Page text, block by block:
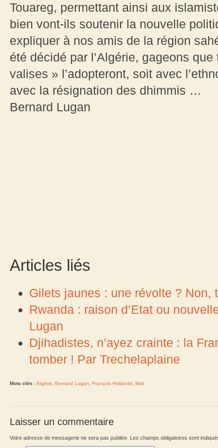
Touareg, permettant ainsi aux
bien vont-ils soutenir la nouvelle
expliquer à nos amis de la région
été décidé par l’Algérie, gageons
valises » l’adopteront, soit avec
avec la résignation des dhimmis …
Bernard Lugan
Articles liés
Gilets jaunes : une révolte ? Non,
Rwanda : raison d’Etat ou
Lugan
Djihadistes, n’ayez crainte : la
tomber ! Par Trechelaplaine
Mots clés :Algérie Bernard Lugan François Hollande Mali
Laisser un commentaire
Votre adresse de messagerie ne sera pas publiée. Les champs obligatoires sont